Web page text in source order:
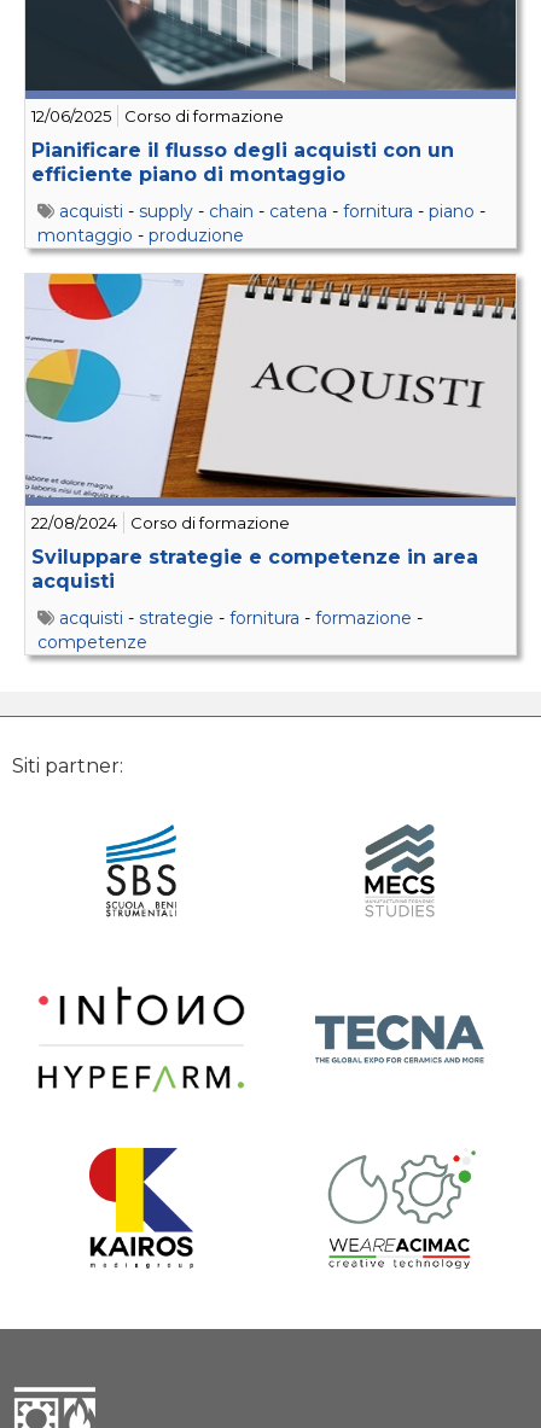
12/06/2025 Corso di formazione
Pianificare il flusso degli acquisti con un
efficiente piano di montaggio
acquisti - supply - chain - catena - fornitura - piano -
montaggio - produzione
22/08/2024 Corso di formazione
Sviluppare strategie e competenze in area
acquisti
acquisti - strategie - fornitura - formazione -
competenze
Siti partner: